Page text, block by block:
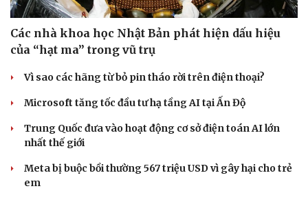
Các nhà khoa học Nhật Bản phát hiện dấu hiệu
của “hạt ma” trong vũ trụ
Vì sao các hãng từ bỏ pin tháo rời trên điện thoại?
Microsoft tăng tốc đầu tư hạ tầng AI tại Ấn Độ
Trung Quốc đưa vào hoạt động cơ sở điện toán AI lớn
nhất thế giới
Meta bị buộc bồi thường 567 triệu USD vì gây hại cho trẻ
em